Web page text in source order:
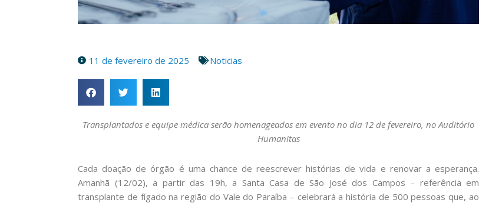
11 de fevereiro de 2025 Noticias
Transplantados e equipe médica serão homenageados em evento no dia 12 de fevereiro, no Auditório
Humanitas
Cada doação de órgão é uma chance de reescrever histórias de vida e renovar a esperança.
Amanhã (12/02), a partir das 19h, a Santa Casa de São José dos Campos – referência em
transplante de fígado na região do Vale do Paraíba – celebrará a história de 500 pessoas que, ao